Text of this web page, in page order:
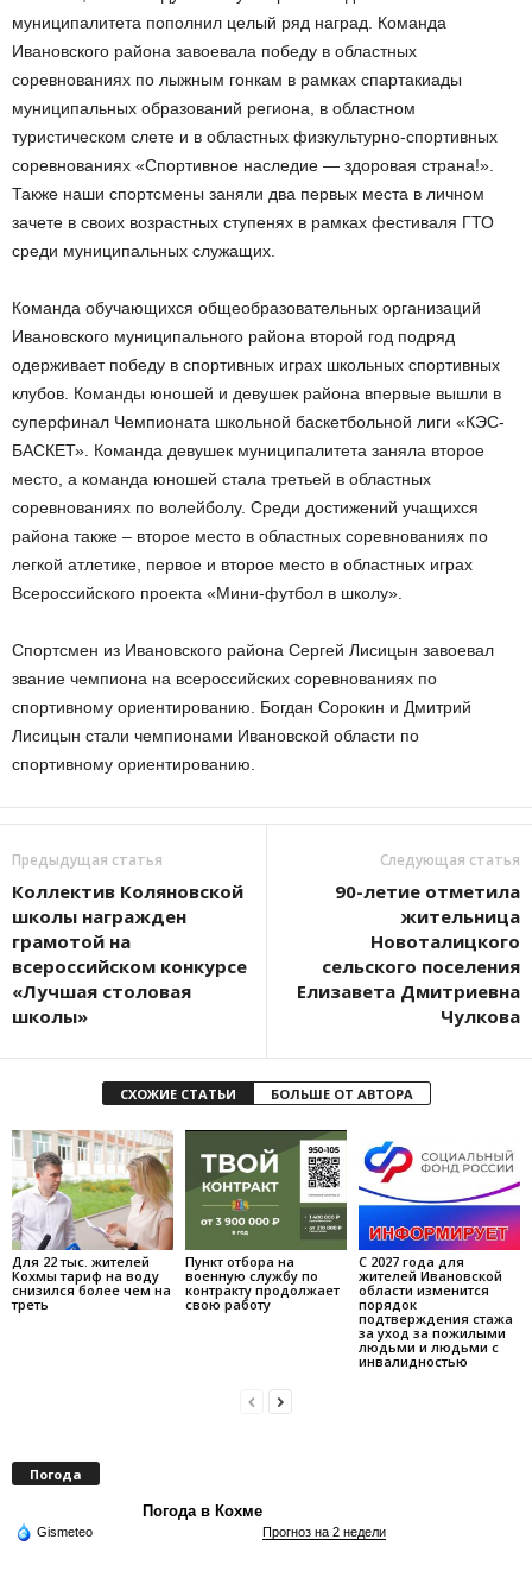
муниципалитета пополнил целый ряд наград. Команда
Ивановского района завоевала победу в областных
соревнованиях по лыжным гонкам в рамках спартакиады
муниципальных образований региона, в областном
туристическом слете и в областных физкультурно-спортивных
соревнованиях «Спортивное наследие — здоровая страна!».
Также наши спортсмены заняли два первых места в личном
зачете в своих возрастных ступенях в рамках фестиваля ГТО
среди муниципальных служащих.
Команда обучающихся общеобразовательных организаций
Ивановского муниципального района второй год подряд
одерживает победу в спортивных играх школьных спортивных
клубов. Команды юношей и девушек района впервые вышли в
суперфинал Чемпионата школьной баскетбольной лиги «КЭС-
БАСКЕТ». Команда девушек муниципалитета заняла второе
место, а команда юношей стала третьей в областных
соревнованиях по волейболу. Среди достижений учащихся
района также – второе место в областных соревнованиях по
легкой атлетике, первое и второе место в областных играх
Всероссийского проекта «Мини-футбол в школу».
Спортсмен из Ивановского района Сергей Лисицын завоевал
звание чемпиона на всероссийских соревнованиях по
спортивному ориентированию. Богдан Сорокин и Дмитрий
Лисицын стали чемпионами Ивановской области по
спортивному ориентированию.
Предыдущая статья
Коллектив Коляновской
школы награжден
грамотой на
всероссийском конкурсе
«Лучшая столовая
школы»
Следующая статья
90-летие отметила
жительница
Новоталицкого
сельского поселения
Елизавета Дмитриевна
Чулкова
СХОЖИЕ СТАТЬИ БОЛЬШЕ ОТ АВТОРА
Для 22 тыс. жителей
Кохмы тариф на воду
снизился более чем на
треть
Пункт отбора на
военную службу по
контракту продолжает
свою работу
С 2027 года для
жителей Ивановской
области изменится
порядок
подтверждения стажа
за уход за пожилыми
людьми и людьми с
инвалидностью
Погода
Погода в Кохме
Gismeteo Прогноз на 2 недели